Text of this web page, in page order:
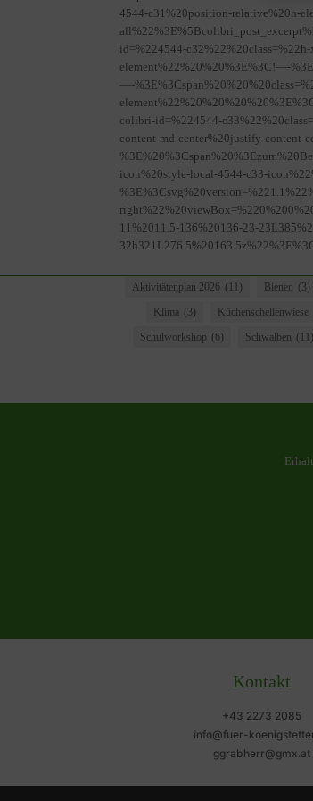
4544-c31%20position-relative%20h-
id=%224544-
element%22%20%20%3E%3C!—-
—-
colibri-id=%224544-
content-md-center%20justify-
icon%20style-local-4544-c33-
11%2011.5-136%20136-23-
Aktivitätenplan 2026 (11) Bienen (3)
Klima (3) Küchenschellenwiese
Schulworkshop (6) Schwalben (11)
Kontakt
+43 2273 2085
info@fuer-
ggrabherr@gmx.at